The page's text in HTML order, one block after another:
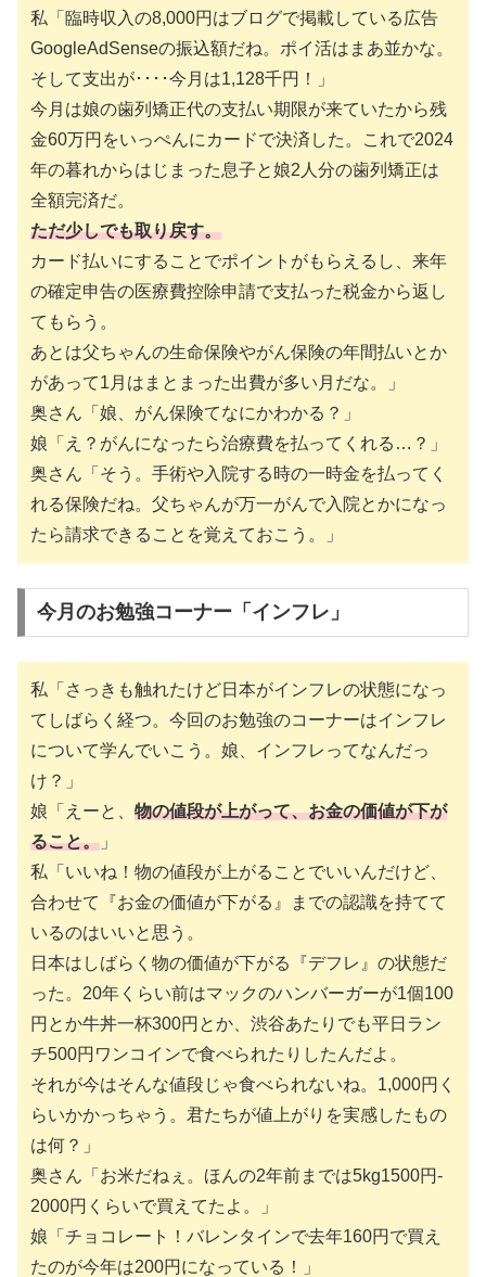
私「臨時収入の8,000円はブログで掲載している広告
GoogleAdSenseの振込額だね。ポイ活はまあ並かな。
そして支出が････今月は1,128千円！」
今月は娘の歯列矯正代の支払い期限が来ていたから残
金60万円をいっぺんにカードで決済した。これで2024
年の暮れからはじまった息子と娘2人分の歯列矯正は
全額完済だ。
ただ少しでも取り戻す。
カード払いにすることでポイントがもらえるし、来年
の確定申告の医療費控除申請で支払った税金から返し
てもらう。
あとは父ちゃんの生命保険やがん保険の年間払いとか
があって1月はまとまった出費が多い月だな。」
奥さん「娘、がん保険てなにかわかる？」
娘「え？がんになったら治療費を払ってくれる…？」
奥さん「そう。手術や入院する時の一時金を払ってく
れる保険だね。父ちゃんが万一がんで入院とかになっ
たら請求できることを覚えておこう。」
今月のお勉強コーナー「インフレ」
私「さっきも触れたけど日本がインフレの状態になっ
てしばらく経つ。今回のお勉強のコーナーはインフレ
について学んでいこう。娘、インフレってなんだっ
け？」
娘「えーと、 物の値段が上がって、お金の価値が下が
ること。 」
私「いいね！物の値段が上がることでいいんだけど、
合わせて『お金の価値が下がる』までの認識を持てて
いるのはいいと思う。
日本はしばらく物の価値が下がる『デフレ』の状態だ
った。20年くらい前はマックのハンバーガーが1個100
円とか牛丼一杯300円とか、渋谷あたりでも平日ラン
チ500円ワンコインで食べられたりしたんだよ。
それが今はそんな値段じゃ食べられないね。1,000円く
らいかかっちゃう。君たちが値上がりを実感したもの
は何？」
奥さん「お米だねぇ。ほんの2年前までは5kg1500円‐
2000円くらいで買えてたよ。」
娘「チョコレート！バレンタインで去年160円で買え
たのが今年は200円になっている！」